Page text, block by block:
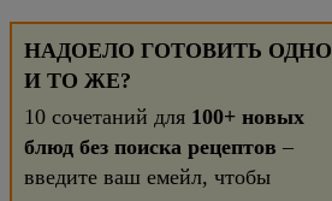
НАДОЕЛО ГОТОВИТЬ ОДНО
И ТО ЖЕ?
10 сочетаний для 100+ новых
блюд без поиска рецептов –
введите ваш емейл, чтобы